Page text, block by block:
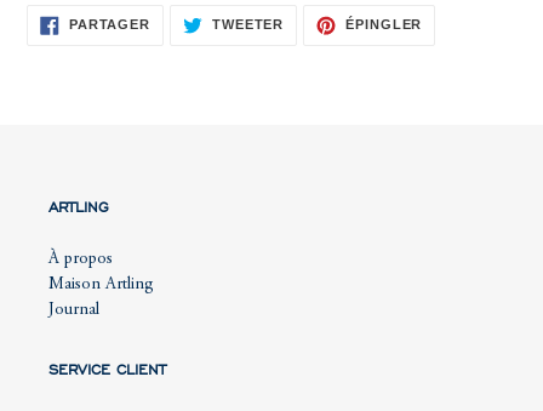
PARTAGER PARTAGERTWEETER TWEETERÉPINGLER
ARTLING
À propos
Maison Artling
Journal
SERVICE CLIENT